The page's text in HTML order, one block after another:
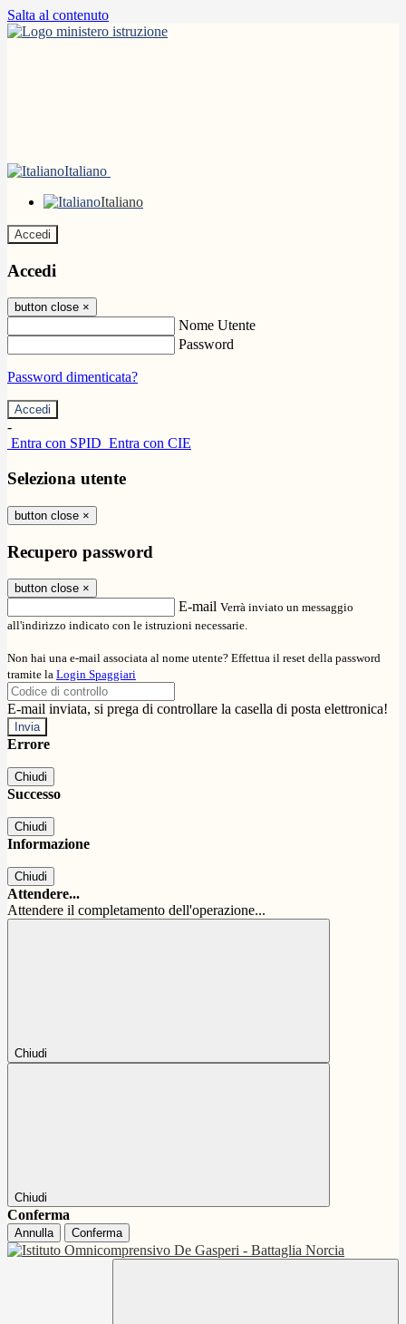
Salta al contenuto
Italiano
Italiano
Accedi
Accedi
button close ×
Nome Utente
Password
Password dimenticata?
-
Entra con SPID Entra con CIE
Seleziona utente
button close ×
Recupero password
button close ×
E-mail Verrà inviato un messaggio
all'indirizzo indicato con le istruzioni necessarie.
Non hai una e-mail associata al nome utente? Effettua il reset della password
tramite la Login Spaggiari
E-mail inviata, si prega di controllare la casella di posta elettronica!
Errore
Chiudi
Successo
Chiudi
Informazione
Chiudi
Attendere...
Attendere il completamento dell'operazione...
Chiudi
Chiudi
Conferma
Annulla Conferma